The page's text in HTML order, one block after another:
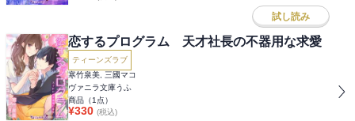
試し読み
恋するプログラム 天才社長の不器用な求愛
ティーンズラブ
寒竹泉美, 三國マコ
ヴァニラ文庫うふ
商品（1 点）
¥330 (税込)